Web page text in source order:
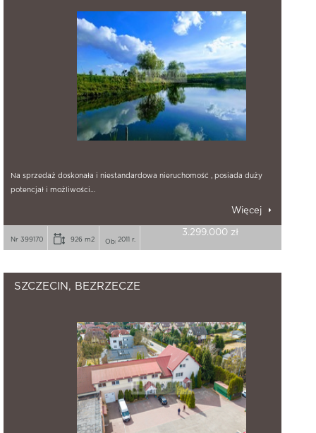
Na sprzedaż doskonała i niestandardowa nieruchomość , posiada duży
potencjał i możliwości…
Więcej
Nr 399170 926 m2 2011 r.
3.299.000 zł
SZCZECIN, BEZRZECZE